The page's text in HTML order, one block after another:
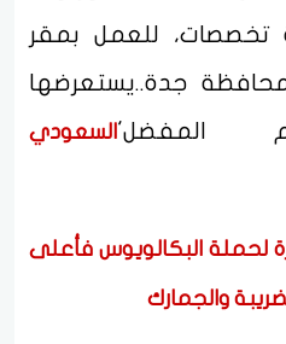
تخصصات، للعمل بمقر
جدة..يستعرضها
المفضل' السعودي
لحملة البكالويوس فأعلى
والجمارك